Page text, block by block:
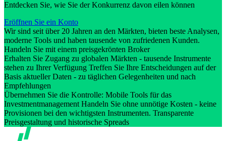
Entdecken Sie, wie Sie der Konkurrenz davon eilen können
Eröffnen Sie ein Konto
Wir sind seit über 20 Jahren an den Märkten, bieten beste Analysen,
moderne Tools und haben tausende von zufriedenen Kunden.
Handeln Sie mit einem preisgekrönten Broker
Erhalten Sie Zugang zu globalen Märkten - tausende Instrumente
stehen zu Ihrer Verfügung Treffen Sie Ihre Entscheidungen auf der
Basis aktueller Daten - zu täglichen Gelegenheiten und nach
Empfehlungen
Übernehmen Sie die Kontrolle: Mobile Tools für das
Investmentmanagement Handeln Sie ohne unnötige Kosten - keine
Provisionen bei den wichtigsten Instrumenten. Transparente
Preisgestaltung und historische Spreads